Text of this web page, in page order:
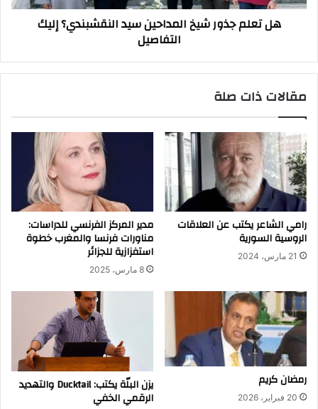
التفاصيل
هل تعلم جذور شيخ المداحين سيد النقشبندي؟ إليك
التفاصيل
مقالات ذات صلة
رامي الشاعر يكتب عن العلاقات
الروسية السورية
21 مارس، 2024
مدير المركز الفرنسي للدراسات:
مناورات فرنسا والمغرب خطوة
استفزازية للجزائر
8 مارس، 2025
رمضان كريم
20 فبراير، 2026
يزن البلّة يكتب: Ducktail والتهديد
الرقمي الخفي